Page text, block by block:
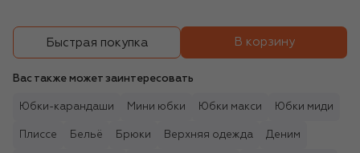
Быстрая покупка В корзину
Вас также может заинтересовать
Юбки-карандаши Мини юбки Юбки макси Юбки миди
Плиссе Бельё Брюки Верхняя одежда Деним